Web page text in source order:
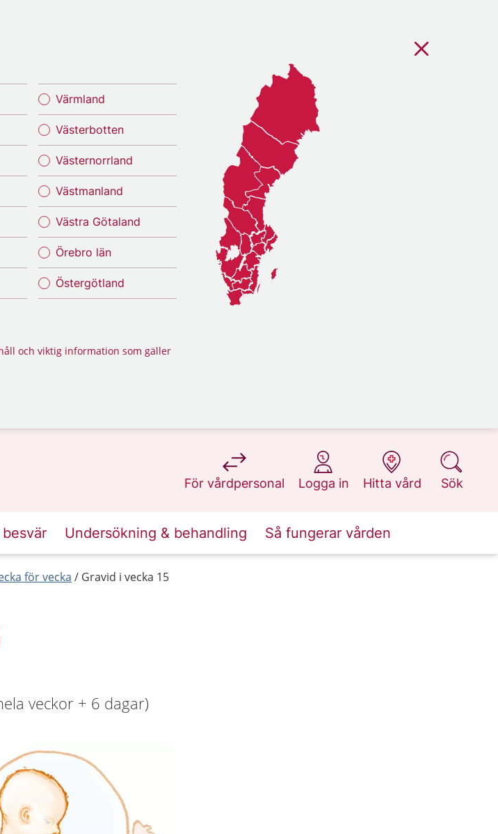
Värmland
Västerbotten
Västernorrland
Västmanland
Västra Götaland
Örebro län
Östergötland
och viktig information som gäller
För vårdpersonal
på 1177.se
Logga in
på 1177.se
Hitta vård
på 1177.se
Sök
på 1177.se
Undersökning & behandling Så fungerar vården
för vecka Gravid i vecka 15
veckor + 6 dagar)